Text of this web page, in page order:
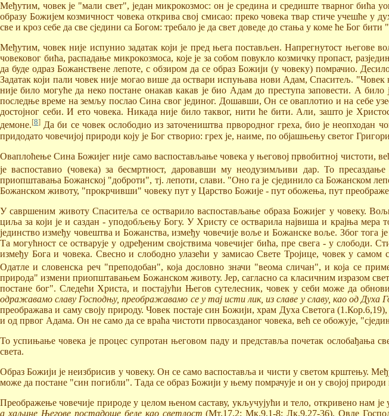
Међутим, човек је "мали свет", један микрокозмос: он је средина и средиште тварног бића
образу Божијем козмичност човека открива свој смисао: преко човека твар стиче учешће у
све и кроз себе да све сједини са Богом: требало је да свет доведе до стања у коме ће Бог
Међутим, човек није испунио задатак који је пред њега постављен. Напрегнутост његове
човековог бића, распадање микрокозмоса, које је за собом повукло козмичку пропаст,
да буде одраз Божанствене лепоте, с обзиром да се образ Божији (у човеку) помрачио.
Задатак који пали човек није могао више да оствари испуњава нови Адам, Спаситељ.
није било могуће да неко постане онакав какав је био Адам до преступа заповести. А
последње време на земљу послао Сина свог јединог. Дошавши, Он се оваплотио и на себе
достојног себи. И ето човека. Никада није било таквог, нити ће бити. Али, зашто је
демоне.[8] Да би се човек ослободио из заточеништва првородног греха, био је неопходан
придодато човечијој природи коју је Бог створио: грех је, наиме, по објашњењу светог
Оваплоћење Сина Божијег није само васпостављање човека у његовој првобитној
је васпоставио (човека) за бесмртност, даровавши му неодузимљиви дар. То
приопштавања Божанској "доброти", тј. лепоти, слави. "Оно га је сјединило са Божанском
Божанском животу, "прокрчивши" човеку пут у Царство Божије - пут обожења, пут
У савршеним животу Спаситеља се остварило васпостављање образа Божијег у човеку.
циља за који је и саздан - уподобљењу Богу. У Христу се остварила највиша и крајња мера
јединство између човештва и Божанства, између човечије воље и Божанске воље. Због
Та могућност се остварује у одређеним својствима човечијег бића, пре свега - у
између Бога и човека. Свесно и слободно улазећи у замисао Свете Тројице, човек у самом
Одатле и словенска реч "преподобан", која дословно значи "веома сличан", и која се
природа" измени приопштавањем Божанском животу. Јер, сагласно са класичним изразом
постане бог". Следећи Христа, и постајући Његов сутелесник, човек у себи може да
одражавамо славу Господњу, преображавамо се у тај исти лик, из славе у славу, као од Духа
преображава и саму своју природу. Човек постаје син Божији, храм Духа Светога
и од првог Адама. Он не само да се враћа чистоти првосазданог човека, већ се обожује,
То успињање човека је процес супротан његовом паду и представља почетак ослобађања
света.
Образ Божији је неизбрисив у човеку. Он се само васпоставља и чисти у светом крштењу.
може да постане "син погибли". Тада се образ Божији у њему помрачује и он у својој
Преображење човечије природе у целом њеном саставу, укључујући и тело, откривено нам
а хаљине Његове постадоше беле као светлост (Мт.17,2; Мк.9,1-8; Лк.9,27-36). Овде Господ